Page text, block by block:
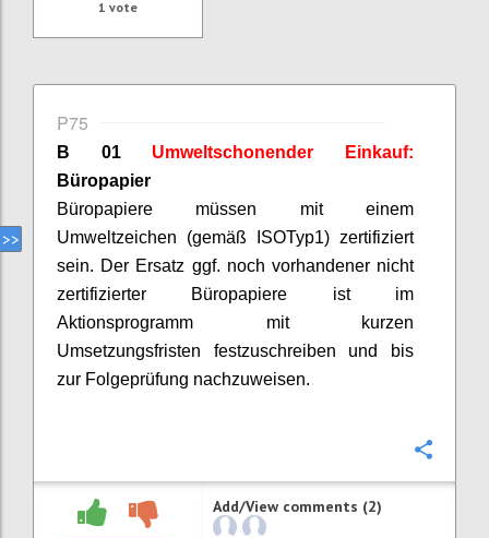
1 vote
P75
B 01 Umweltschonender Einkauf:
Büropapier
Büropapiere müssen mit einem
Umweltzeichen (gemäß ISOTyp1) zertifiziert
sein. Der Ersatz ggf. noch vorhandener nicht
zertifizierter Büropapiere ist im
Aktionsprogramm mit kurzen
Umsetzungsfristen festzuschreiben und bis
zur Folgeprüfung nachzuweisen.
Add/View comments (2)